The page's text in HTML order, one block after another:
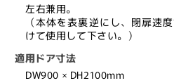
型,
5000
シ
リ
ー
5000
シ
ー
左右兼用。
（本体を表裏逆にし、閉扉速
けて使用して下さい。）
適用ドア寸法
DW900 × DH2100mm